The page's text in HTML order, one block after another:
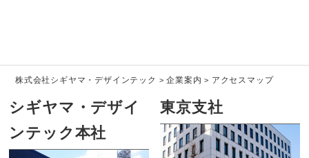
株式会社シギヤマ・デザインテック >企業案内 > アクセスマップ
シギヤマ・デザイ
ンテック本社
東京支社